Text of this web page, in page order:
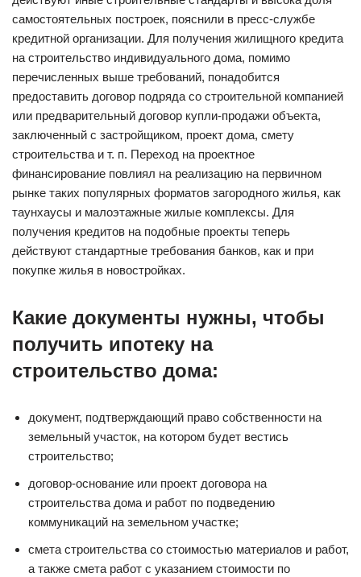
самостоятельных построек, пояснили в пресс-службе
кредитной организации. Для получения жилищного кредита
на строительство индивидуального дома, помимо
перечисленных выше требований, понадобится
предоставить договор подряда со строительной компанией
или предварительный договор купли-продажи объекта,
заключенный с застройщиком, проект дома, смету
строительства и т. п. Переход на проектное
финансирование повлиял на реализацию на первичном
рынке таких популярных форматов загородного жилья, как
таунхаусы и малоэтажные жилые комплексы. Для
получения кредитов на подобные проекты теперь
действуют стандартные требования банков, как и при
покупке жилья в новостройках.
Какие документы нужны, чтобы
получить ипотеку на
строительство дома:
документ, подтверждающий право собственности на
земельный участок, на котором будет вестись
строительство;
договор-основание или проект договора на
строительства дома и работ по подведению
коммуникаций на земельном участке;
смета строительства со стоимостью материалов и работ,
а также смета работ с указанием стоимости по